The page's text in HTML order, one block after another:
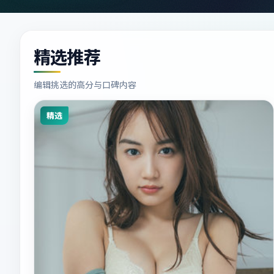
精选推荐
编辑挑选的高分与口碑内容
精选